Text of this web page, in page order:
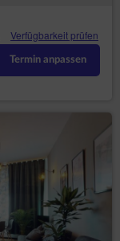
Verfügbarkeit prüfen
Termin anpassen